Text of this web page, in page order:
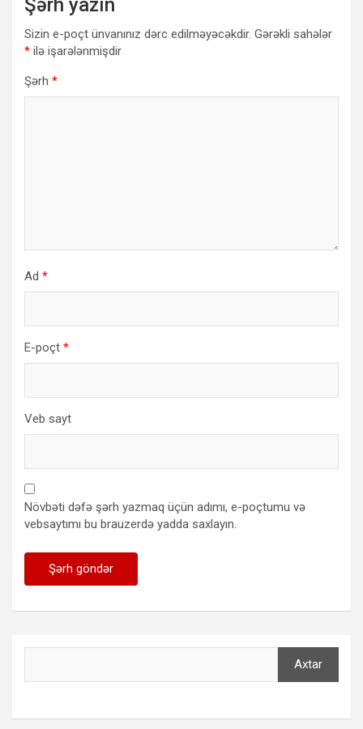
Şərh yazın
Sizin e-poçt ünvanınız dərc edilməyəcəkdir. Gərəkli sahələr
* ilə işarələnmişdir
Şərh *
Ad *
E-poçt *
Veb sayt
Növbəti dəfə şərh yazmaq üçün adımı, e-poçtumu və
vebsaytımı bu brauzerdə yadda saxlayın.
Axtar